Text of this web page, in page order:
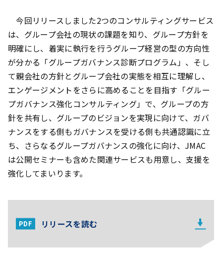
今回リリースしました2つのコンサルティングサービス
は、グループ会社の現状の課題を知り、グループ方針を
明確にし、着実に執行を行うグループ経営の型の方向性
が分かる「グループガバナンス診断プログラム」、そし
て親会社の方針とグループ会社の実態を相互に理解し、
エンゲージメントをさらに高めることを目指す「グルー
プガバナンス強化コンサルティング」で、グループの方
針を共有し、グループのビジョンを実現に向けて、ガバ
ナンスをする側もガバナンスを受ける側も共通認識に立
ち、さらなるグループガバナンスの強化に向け、JMAC
は公開セミナーも含めた関連サービスも用意し、支援を
強化してまいります。
リリースを読む